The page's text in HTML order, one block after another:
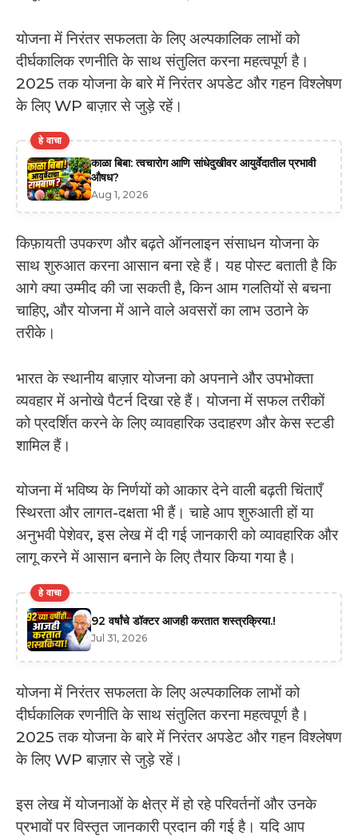
योजना में निरंतर सफलता के लिए अल्पकालिक लाभों को
दीर्घकालिक रणनीति के साथ संतुलित करना महत्वपूर्ण है।
2025 तक योजना के बारे में निरंतर अपडेट और गहन विश्लेषण
के लिए WP बाज़ार से जुड़े रहें।
हे वाचा
काळा बिबा: त्वचारोग आणि सांधेदुखीवर आयुर्वेदातील प्रभावी
औषध?
Aug 1, 2026
किफ़ायती उपकरण और बढ़ते ऑनलाइन संसाधन योजना के
साथ शुरुआत करना आसान बना रहे हैं। यह पोस्ट बताती है कि
आगे क्या उम्मीद की जा सकती है, किन आम गलतियों से बचना
चाहिए, और योजना में आने वाले अवसरों का लाभ उठाने के
तरीके।
भारत के स्थानीय बाज़ार योजना को अपनाने और उपभोक्ता
व्यवहार में अनोखे पैटर्न दिखा रहे हैं। योजना में सफल तरीकों
को प्रदर्शित करने के लिए व्यावहारिक उदाहरण और केस स्टडी
शामिल हैं।
योजना में भविष्य के निर्णयों को आकार देने वाली बढ़ती चिंताएँ
स्थिरता और लागत-दक्षता भी हैं। चाहे आप शुरुआती हों या
अनुभवी पेशेवर, इस लेख में दी गई जानकारी को व्यावहारिक और
लागू करने में आसान बनाने के लिए तैयार किया गया है।
हे वाचा
92 वर्षांचे डॉक्टर आजही करतात शस्त्रक्रिया.!
Jul 31, 2026
योजना में निरंतर सफलता के लिए अल्पकालिक लाभों को
दीर्घकालिक रणनीति के साथ संतुलित करना महत्वपूर्ण है।
2025 तक योजना के बारे में निरंतर अपडेट और गहन विश्लेषण
के लिए WP बाज़ार से जुड़े रहें।
इस लेख में योजनाओं के क्षेत्र में हो रहे परिवर्तनों और उनके
प्रभावों पर विस्तृत जानकारी प्रदान की गई है। यदि आप